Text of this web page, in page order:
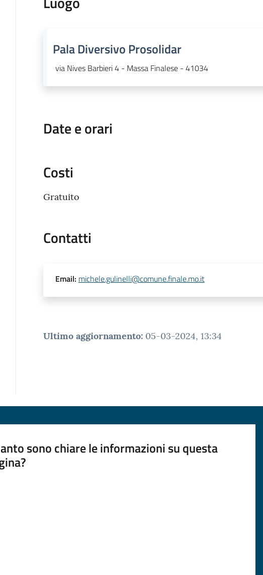
Pala Diversivo Prosolidar
via Nives Barbieri 4 - Massa Finalese - 41034
Date e orari
Costi
Gratuito
Contatti
Email: michele.gulinelli@comune.finale.mo.it
Ultimo aggiornamento: 05-03-2024, 13:34
sono chiare le informazioni su questa